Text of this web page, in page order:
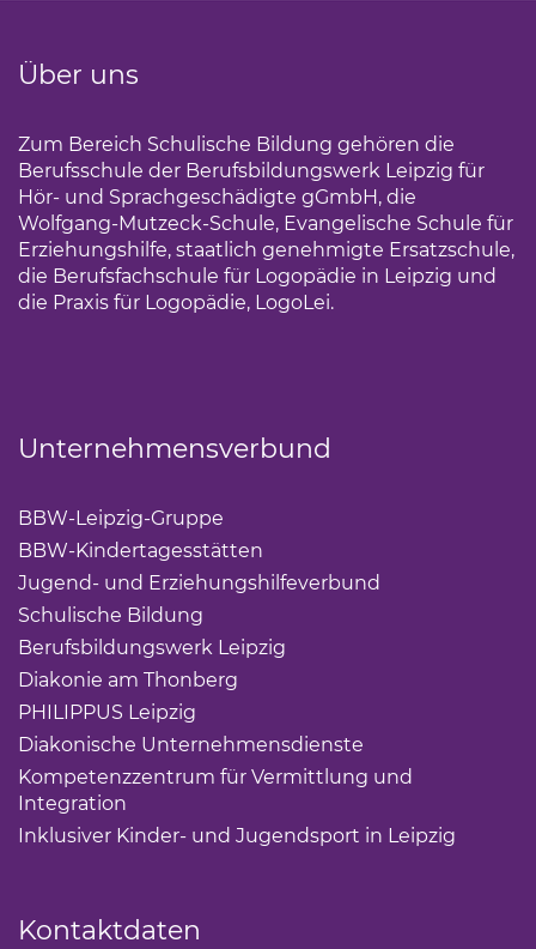
Über uns
Zum Bereich Schulische Bildung gehören die
Berufsschule der Berufsbildungswerk Leipzig für
Hör- und Sprachgeschädigte gGmbH, die
Wolfgang-Mutzeck-Schule, Evangelische Schule für
Erziehungshilfe, staatlich genehmigte Ersatzschule,
die Berufsfachschule für Logopädie in Leipzig und
die Praxis für Logopädie, LogoLei.
Unternehmensverbund
BBW-Leipzig-Gruppe
BBW-Kindertagesstätten
Jugend- und Erziehungshilfeverbund
Schulische Bildung
Berufsbildungswerk Leipzig
Diakonie am Thonberg
PHILIPPUS Leipzig
Diakonische Unternehmensdienste
Kompetenzzentrum für Vermittlung und
Integration
Inklusiver Kinder- und Jugendsport in Leipzig
Kontaktdaten